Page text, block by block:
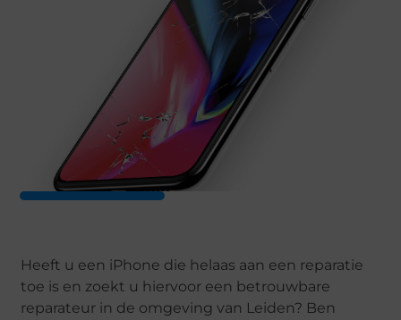
Heeft u een iPhone die helaas aan een reparatie
toe is en zoekt u hiervoor een betrouwbare
reparateur in de omgeving van Leiden? Ben